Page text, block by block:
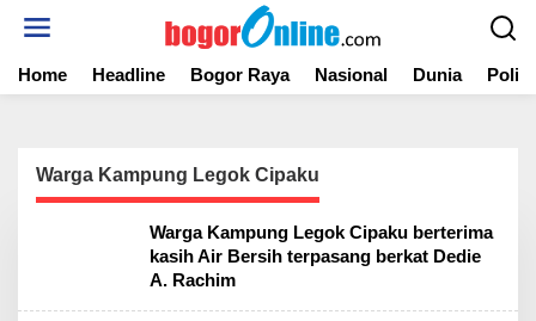
t
Home Headline Bogor Raya Nasional Dunia
Warga Kampung Legok Cipaku
Warga Kampung Legok Cipaku berterima
kasih Air Bersih terpasang berkat Dedie
A. Rachim